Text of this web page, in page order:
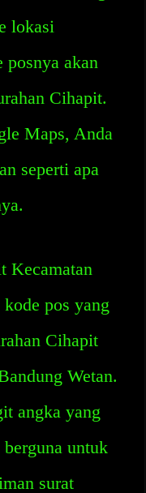
lokasi
posnya akan
Cihapit.
Maps, Anda
seperti apa
Kecamatan
pos yang
Cihapit
Wetan.
angka yang
untuk
surat